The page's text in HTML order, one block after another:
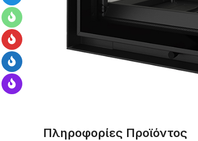
Πληροφορίες Προϊόντος